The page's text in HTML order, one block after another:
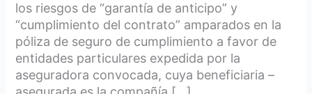
los riesgos de “garantía de anticipo” y
“cumplimiento del contrato” amparados en la
póliza de seguro de cumplimiento a favor de
entidades particulares expedida por la
aseguradora convocada, cuya beneficiaria –